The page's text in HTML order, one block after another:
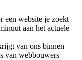
een website je zoekt
aan het actuele
van ons binnen
van webbouwers –